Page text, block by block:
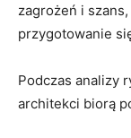
zagrożeń ‌i
przygotowanie
Podczas analizy
architekci biorą